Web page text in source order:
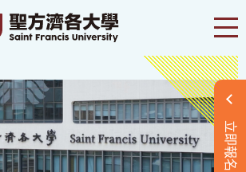
立即報名